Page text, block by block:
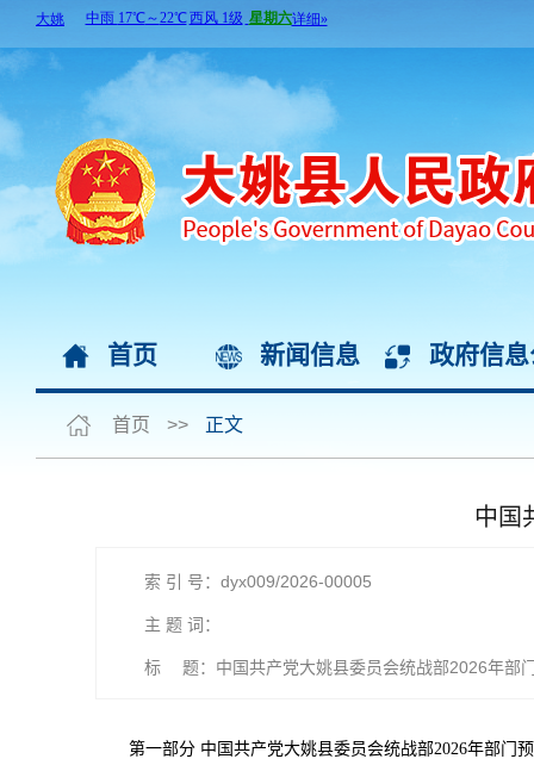
首页 新闻信息 政府信
首页 >> 正文
中国
索 引 号：dyx009/2026-00005
主 题 词：
标 题：中国共产党大姚县委员会统战部2026年部
第一部分 中国共产党大姚县委员会统战部2026年部门